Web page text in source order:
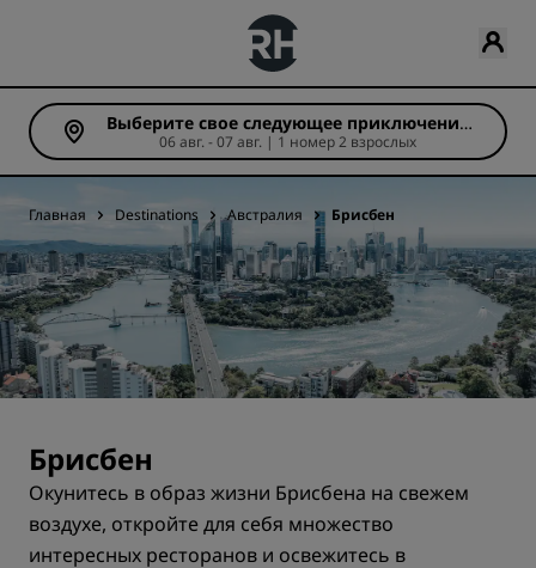
Выберите свое следующее приключение
(Число ночей: 1)06 авг. - 07 авг. | 1 номер 2 взрослых
Главная Destinations Австралия Брисбен
Брисбен
Окунитесь в образ жизни Брисбена на свежем
воздухе, откройте для себя множество
интересных ресторанов и освежитесь в